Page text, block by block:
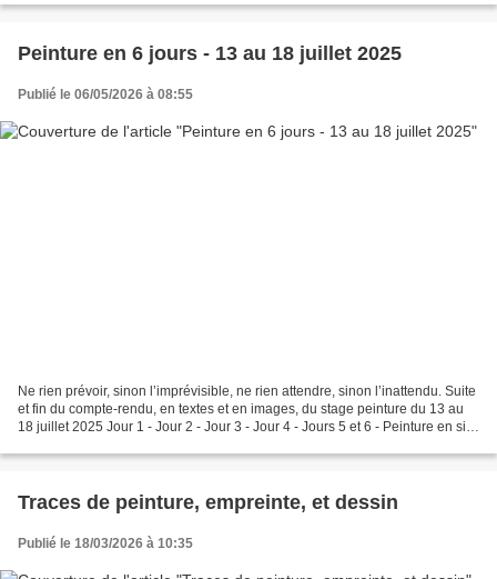
…………………………………………………………………………………………
………………………………………….. Compte-rendu...
Peinture en 6 jours - 13 au 18 juillet 2025
Publié le 06/05/2026 à 08:55
Ne rien prévoir, sinon l’imprévisible, ne rien attendre, sinon l’inattendu. Suite
et fin du compte-rendu, en textes et en images, du stage peinture du 13 au
18 juillet 2025 Jour 1 - Jour 2 - Jour 3 - Jour 4 - Jours 5 et 6 - Peinture en six
Traces de peinture, empreinte, et dessin
Publié le 18/03/2026 à 10:35